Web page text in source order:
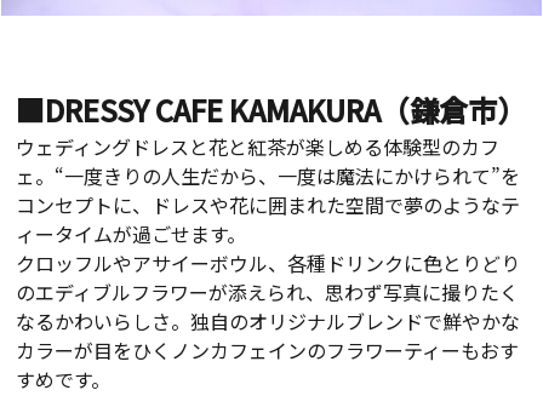
■DRESSY CAFE KAMAKURA（鎌倉市）
ウェディングドレスと花と紅茶が楽しめる体験型のカフ
ェ。“一度きりの人生だから、一度は魔法にかけられて”を
コンセプトに、ドレスや花に囲まれた空間で夢のようなテ
ィータイムが過ごせます。
クロッフルやアサイーボウル、各種ドリンクに色とりどり
のエディブルフラワーが添えられ、思わず写真に撮りたく
なるかわいらしさ。独自のオリジナルブレンドで鮮やかな
カラーが目をひくノンカフェインのフラワーティーもおす
すめです。